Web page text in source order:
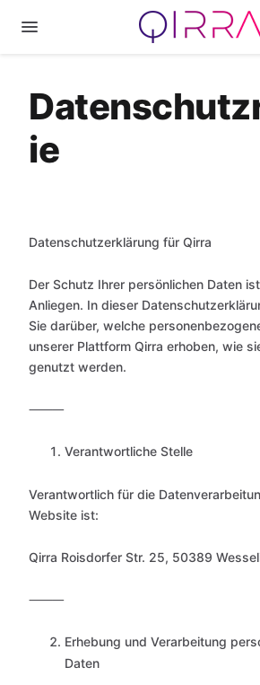
ie
Datenschutzerklärung für Qirra
Der Schutz Ihrer persönlichen Daten
Anliegen. In dieser
Sie darüber, welche
unserer Plattform Qirra erhoben, wie
genutzt werden.
⸻
Verantwortliche Stelle
Verantwortlich für die
Website ist:
Qirra Roisdorfer Str. 25, 50389
⸻
Erhebung und Verarbeitung
Daten